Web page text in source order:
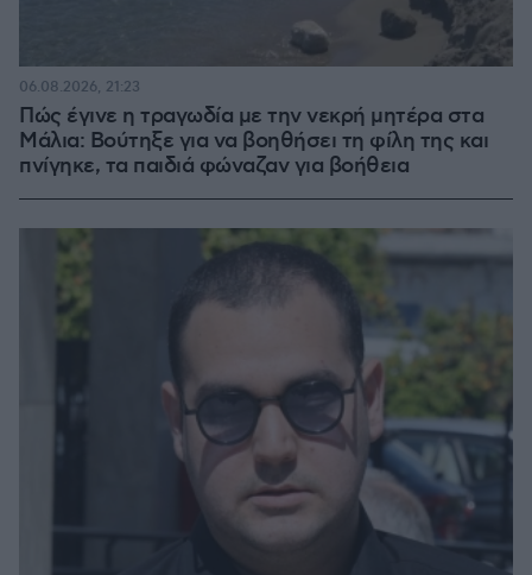
Πώς έγινε η τραγωδία με την νεκρή μητέρα στα
Μάλια: Βούτηξε για να βοηθήσει τη φίλη της και
πνίγηκε, τα παιδιά φώναζαν για βοήθεια
06.08.2026, 21:23